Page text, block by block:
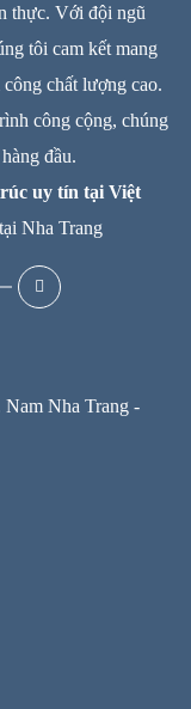
thực. Với đội ngũ
tôi cam kết mang
chất lượng cao.
công cộng, chúng
đầu.
uy tín tại Việt
Nha Trang
Nha Trang -